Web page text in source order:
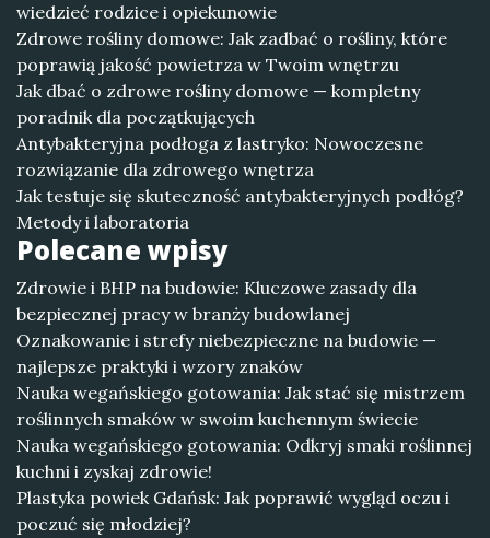
wiedzieć rodzice i opiekunowie
Zdrowe rośliny domowe: Jak zadbać o rośliny, które
poprawią jakość powietrza w Twoim wnętrzu
Jak dbać o zdrowe rośliny domowe — kompletny
poradnik dla początkujących
Antybakteryjna podłoga z lastryko: Nowoczesne
rozwiązanie dla zdrowego wnętrza
Jak testuje się skuteczność antybakteryjnych podłóg?
Metody i laboratoria
Polecane wpisy
Zdrowie i BHP na budowie: Kluczowe zasady dla
bezpiecznej pracy w branży budowlanej
Oznakowanie i strefy niebezpieczne na budowie —
najlepsze praktyki i wzory znaków
Nauka wegańskiego gotowania: Jak stać się mistrzem
roślinnych smaków w swoim kuchennym świecie
Nauka wegańskiego gotowania: Odkryj smaki roślinnej
kuchni i zyskaj zdrowie!
Plastyka powiek Gdańsk: Jak poprawić wygląd oczu i
poczuć się młodziej?